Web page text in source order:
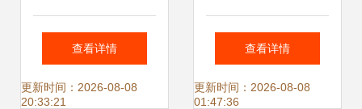
塑料制品厂 匠心雕
琢塑料工艺品之美
查看详情
更新时间：2026-08-08
20:33:21
品厂 精工细作塑料
工艺品的行业标杆
查看详情
更新时间：2026-08-08
01:47:36